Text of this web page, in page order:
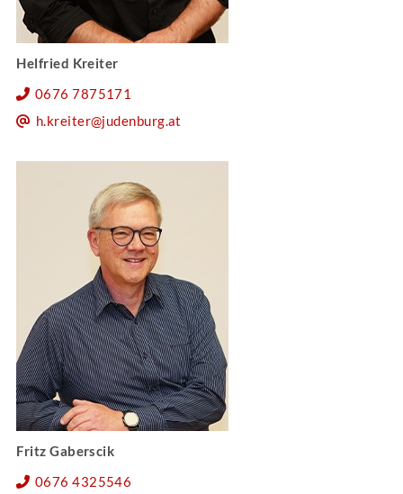
Helfried Kreiter
0676 7875171
h.kreiter@judenburg.at
Fritz Gaberscik
0676 4325546